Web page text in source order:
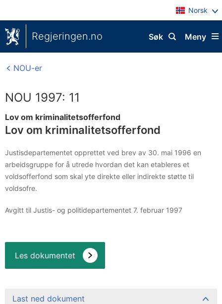
Norsk
Regjeringen.no Meny
Søk
NOU-er
NOU 1997: 11
Lov om kriminalitetsofferfond
Lov om kriminalitetsofferfond
Justisdepartementet opprettet ved brev av 30. mai 1996 en
arbeidsgruppe for å utrede hvordan det kan etableres et
voldsofferfond som skal yte direkte eller indirekte støtte til
voldsofre.
Avgitt til Justis- og politidepartementet 7. februar 1997
Les dokumentet
Last ned dokument